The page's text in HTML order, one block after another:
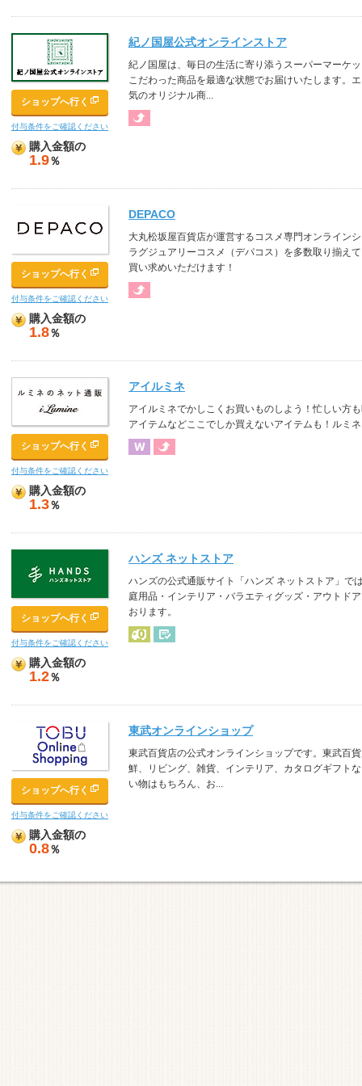
ショップへ行く
付与条件をご確認ください
購入金額の
1.9％
紀ノ国屋公式オンラインストア
紀ノ国屋は、毎日の生活に寄り添うスーパーマーケ
こだわった商品を最適な状態でお届けいたします。
気のオリジナル商...
ショップへ行く
付与条件をご確認ください
購入金額の
1.8％
DEPACO
大丸松坂屋百貨店が運営するコスメ専門オンライン
ラグジュアリーコスメ（デパコス）を多数取り揃え
買い求めいただけます！
ショップへ行く
付与条件をご確認ください
購入金額の
1.3％
アイルミネ
アイルミネでかしこくお買いものしよう！忙しい方
アイテムなどここでしか買えないアイテムも！ルミ
ショップへ行く
付与条件をご確認ください
購入金額の
1.2％
ハンズ ネットストア
ハンズの公式通販サイト「ハンズ ネットストア」で
庭用品・インテリア・バラエティグッズ・アウトド
おります。
ショップへ行く
付与条件をご確認ください
購入金額の
0.8％
東武オンラインショップ
東武百貨店の公式オンラインショップです。東武百
鮮、リビング、雑貨、インテリア、カタログギフト
い物はもちろん、お...